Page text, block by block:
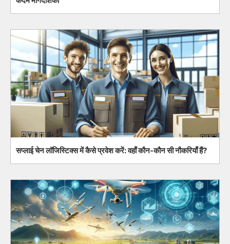
सप्लाई चेन लॉजिस्टिक्स में कैसे प्रवेश करें: वहाँ कौन-कौन सी नौकरियाँ हैं?